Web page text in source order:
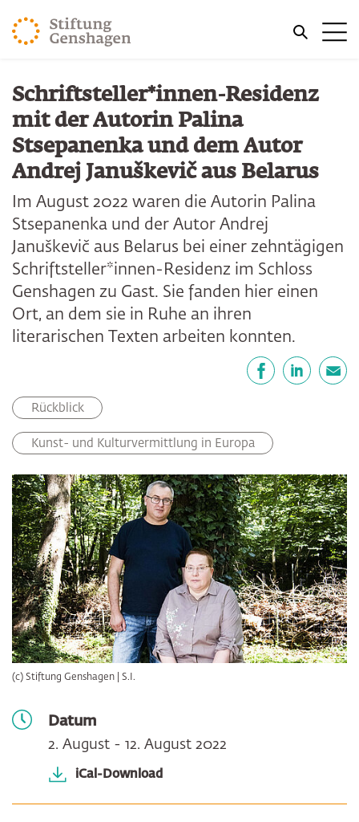
ZUM HAUPTINHALT SPRINGEN
ZUR SUCHE SPRINGEN
Schriftsteller*innen-Residenz
mit der Autorin Palina
Stsepanenka und dem Autor
Andrej Januškevič aus Belarus
Im August 2022 waren die Autorin Palina
Stsepanenka und der Autor Andrej
Januškevič aus Belarus bei einer zehntägigen
Schriftsteller*innen-Residenz im Schloss
Genshagen zu Gast. Sie fanden hier einen
Ort, an dem sie in Ruhe an ihren
literarischen Texten arbeiten konnten.
Rückblick
Kunst- und Kulturvermittlung in Europa
(c) Stiftung Genshagen | S.I.
Datum
2. August - 12. August 2022
iCal-Download